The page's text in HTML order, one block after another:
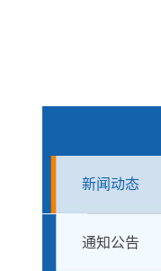
新闻动态
通知公告